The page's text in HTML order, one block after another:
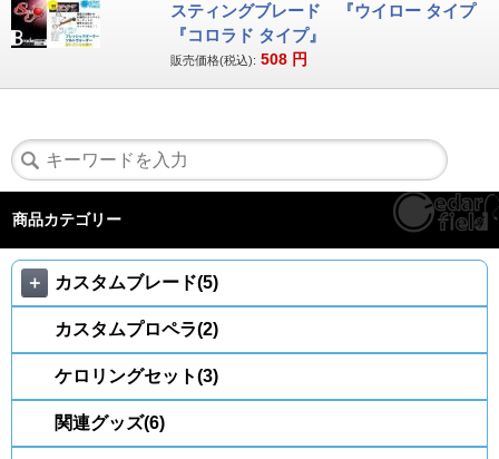
スティングブレード 『ウイロー タイプ
『コロラド タイプ』
販売価格(税込): 508 円
商品カテゴリー
＋ カスタムブレード(5)
カスタムプロペラ(2)
ケロリングセット(3)
関連グッズ(6)